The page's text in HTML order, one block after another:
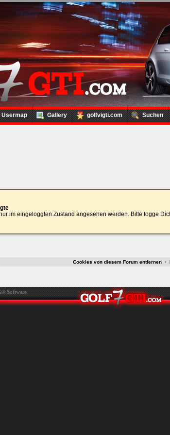
Usermap Gallery golfvigti.com Suchen
im eingeloggten Zustand angesehen werden. Bitte logge
Cookies von diesem Forum entfernen •
Software